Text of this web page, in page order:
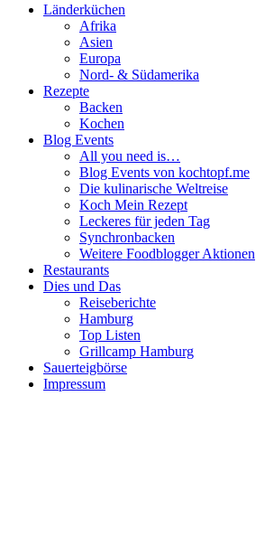
Länderküchen
Afrika
Asien
Europa
Nord- & Südamerika
Rezepte
Backen
Kochen
Blog Events
All you need is…
Blog Events von kochtopf.me
Die kulinarische Weltreise
Koch Mein Rezept
Leckeres für jeden Tag
Synchronbacken
Weitere Foodblogger Aktionen
Restaurants
Dies und Das
Reiseberichte
Hamburg
Top Listen
Grillcamp Hamburg
Sauerteigbörse
Impressum